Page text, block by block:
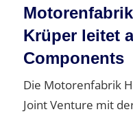
Krüper leitet
Components
Die Motorenfabrik
Joint Venture mit